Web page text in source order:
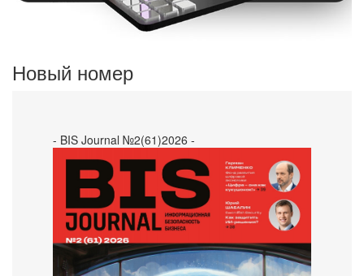
Новый номер
- BIS Journal №2(61)2026 -